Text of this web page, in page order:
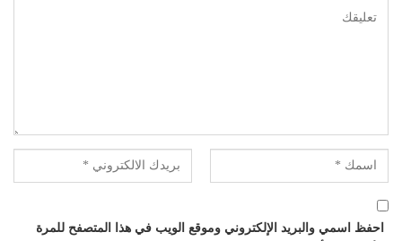
احفظ اسمي والبريد الإلكتروني وموقع الويب في هذا المتصفح للمرة